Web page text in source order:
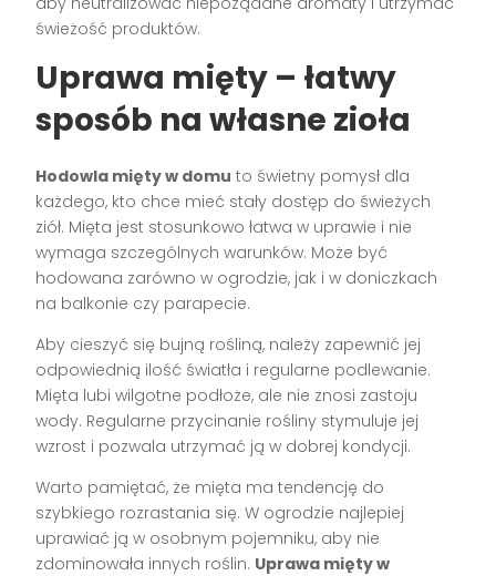
świeżość produktów.
Uprawa mięty – łatwy
sposób na własne zioła
Hodowla mięty w domu to świetny pomysł dla
każdego, kto chce mieć stały dostęp do świeżych
ziół. Mięta jest stosunkowo łatwa w uprawie i nie
wymaga szczególnych warunków. Może być
hodowana zarówno w ogrodzie, jak i w doniczkach
na balkonie czy parapecie.
Aby cieszyć się bujną rośliną, należy zapewnić jej
odpowiednią ilość światła i regularne podlewanie.
Mięta lubi wilgotne podłoże, ale nie znosi zastoju
wody. Regularne przycinanie rośliny stymuluje jej
wzrost i pozwala utrzymać ją w dobrej kondycji.
Warto pamiętać, że mięta ma tendencję do
szybkiego rozrastania się. W ogrodzie najlepiej
uprawiać ją w osobnym pojemniku, aby nie
zdominowała innych roślin. Uprawa mięty w